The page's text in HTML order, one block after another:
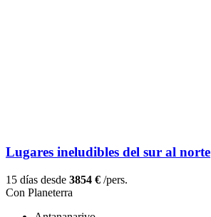
Lugares ineludibles del sur al norte
15 días desde 3854 € /pers.
Con Planeterra